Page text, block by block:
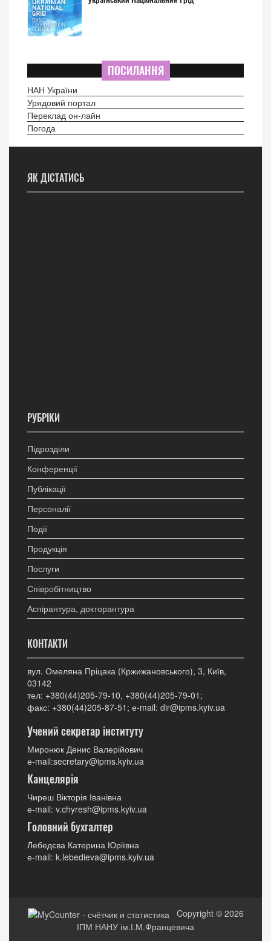
ПОСИЛАННЯ
НАН України
Урядовий портал
Переклад он-лайн
Погода
ЯК ДІСТАТИСЬ
РУБРІКИ
Підрозділи
Конференції
Публікації
Персоналії
Події
Продукція
Послуги
Співробітництво
Аспірантура, докторантура
КОНТАКТИ
вул. Омеляна Пріцака (Кржижановського), 3, Київ,
03142
тел: +380(44)205-79-10, +380(44)205-79-01;
факс: +380(44)205-87-51; е-mail: dir@ipms.kyiv.ua
Учений секретар інституту
Миронюк Денис Валерійович
е-mail:secretary@ipms.kyiv.ua
Канцелярія
Чиреш Вікторія Іванівна
е-mail: v.chyresh@ipms.kyiv.ua
Головний бухгалтер
Лебедєва Катерина Юріївна
е-mail: k.lebedieva@ipms.kyiv.ua
Copyright © 2026
ІПМ НАНУ ім.І.М.Францевича